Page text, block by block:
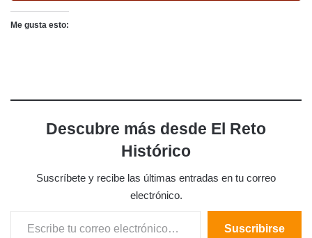
Me gusta esto:
Descubre más desde El Reto
Histórico
Suscríbete y recibe las últimas entradas en tu correo
electrónico.
Escribe tu correo electrónico…
Suscribirse